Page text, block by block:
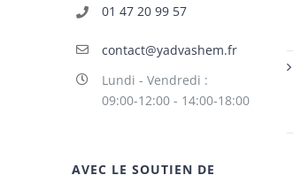
01 47 20 99 57
contact@yadvashem.fr
Lundi - Vendredi :
09:00-12:00 - 14:00-18:00
AVEC LE SOUTIEN DE